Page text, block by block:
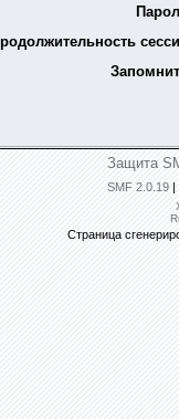
Защита
SMF 2.0.19 |
Страница